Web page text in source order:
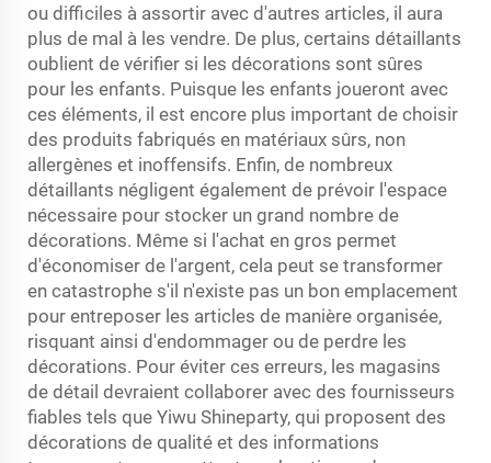
ou difficiles à assortir avec d'autres articles, il aura
plus de mal à les vendre. De plus, certains détaillants
oublient de vérifier si les décorations sont sûres
pour les enfants. Puisque les enfants joueront avec
ces éléments, il est encore plus important de choisir
des produits fabriqués en matériaux sûrs, non
allergènes et inoffensifs. Enfin, de nombreux
détaillants négligent également de prévoir l'espace
nécessaire pour stocker un grand nombre de
décorations. Même si l'achat en gros permet
d'économiser de l'argent, cela peut se transformer
en catastrophe s'il n'existe pas un bon emplacement
pour entreposer les articles de manière organisée,
risquant ainsi d'endommager ou de perdre les
décorations. Pour éviter ces erreurs, les magasins
de détail devraient collaborer avec des fournisseurs
fiables tels que Yiwu Shineparty, qui proposent des
décorations de qualité et des informations